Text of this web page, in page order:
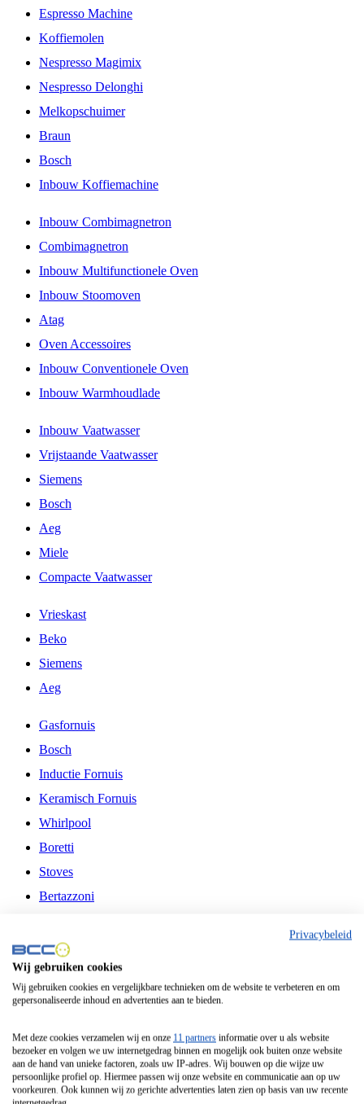
Espresso Machine
Koffiemolen
Nespresso Magimix
Nespresso Delonghi
Melkopschuimer
Braun
Bosch
Inbouw Koffiemachine
Inbouw Combimagnetron
Combimagnetron
Inbouw Multifunctionele Oven
Inbouw Stoomoven
Atag
Oven Accessoires
Inbouw Conventionele Oven
Inbouw Warmhoudlade
Inbouw Vaatwasser
Vrijstaande Vaatwasser
Siemens
Bosch
Aeg
Miele
Compacte Vaatwasser
Vrieskast
Beko
Siemens
Aeg
Gasfornuis
Bosch
Inductie Fornuis
Keramisch Fornuis
Whirlpool
Boretti
Stoves
Bertazzoni
Fitelli
Airfryer
Frituurpan
Contactgrill
Broodbakmachine
Broodrooster
Privacybeleid
Wij gebruiken cookies
Wij gebruiken cookies en vergelijkbare technieken om de website te verbeteren en om
gepersonaliseerde inhoud en advertenties aan te bieden.
Met deze cookies verzamelen wij en onze 11 partners informatie over u als website
bezoeker en volgen we uw internetgedrag binnen en mogelijk ook buiten onze website
aan de hand van unieke factoren, zoals uw IP-adres. Wij bouwen op die wijze uw
persoonlijke profiel op. Hiermee passen wij onze website en communicatie aan op uw
voorkeuren. Ook kunnen wij zo gerichte advertenties laten zien op basis van uw recente